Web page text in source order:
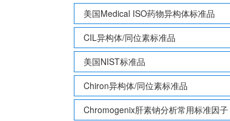
美国Medical ISO药物异构体标准品
CIL异构体/同位素标准品
美国NIST标准品
Chiron异构体/同位素标准品
Chromogenix肝素钠分析常用标准因子